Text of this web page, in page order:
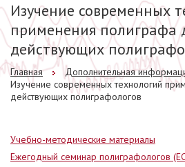
Изучение современных
применения полиграфа
действующих
Главная Дополнительная
Изучение современных технологий
действующих полиграфологов
Учебно-методические материалы
Ежегодный семинар полиграфологов